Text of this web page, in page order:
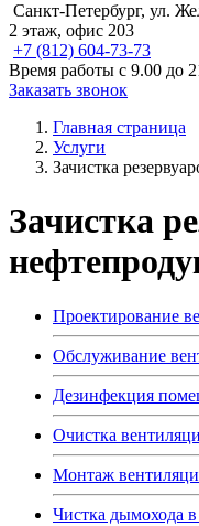
Санкт-Петербург, ул.
2 этаж, офис 203
+7 (812) 604-73-73
Время работы с 9.00 до
Заказать звонок
Главная страница
Услуги
Зачистка
Зачистка
Проектирование
Обслуживание
Дезинфекция
Очистка
Монтаж
Чистка дымохода